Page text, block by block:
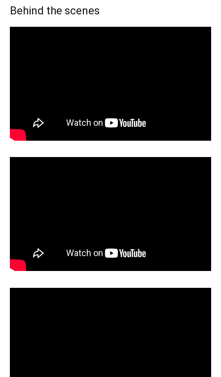
Behind the scenes